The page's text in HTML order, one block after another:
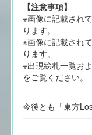
【注意事項】
※画像に記載され
ります。
※画像に記載され
ります。
※出現絵札一覧お
をご覧ください。
今後とも「東方